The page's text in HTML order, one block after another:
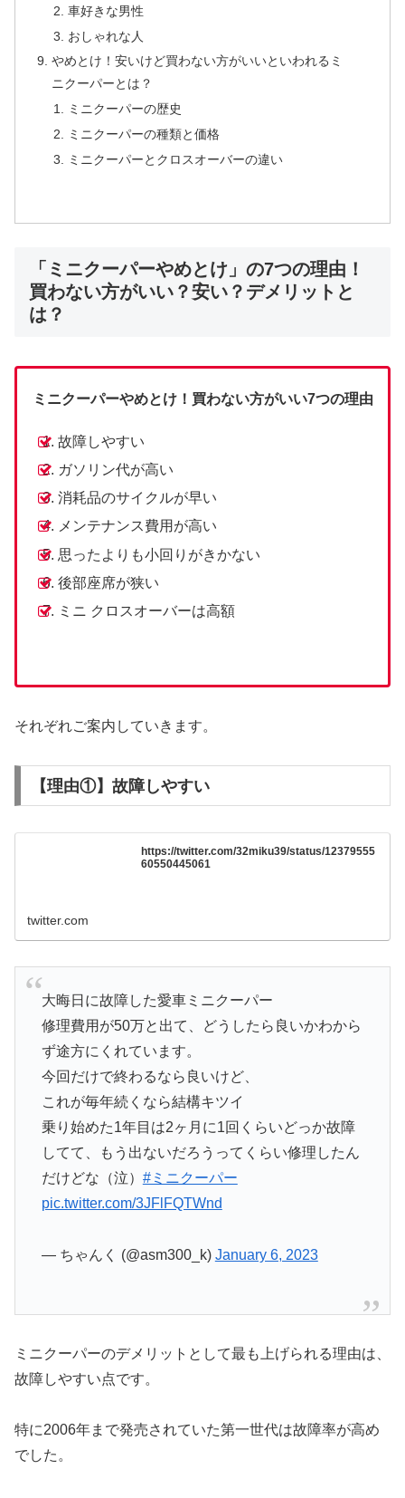
車好きな男性
おしゃれな人
やめとけ！安いけど買わない方がいいといわれるミ
ニクーパーとは？
ミニクーパーの歴史
ミニクーパーの種類と価格
ミニクーパーとクロスオーバーの違い
「ミニクーパーやめとけ」の7つの理由！
買わない方がいい？安い？デメリットと
は？
ミニクーパーやめとけ！買わない方がいい7つの理由
故障しやすい
ガソリン代が高い
消耗品のサイクルが早い
メンテナンス費用が高い
思ったよりも小回りがきかない
後部座席が狭い
ミニ クロスオーバーは高額
それぞれご案内していきます。
【理由①】故障しやすい
https://twitter.com/32miku39/status/12379555
60550445061
twitter.com
大晦日に故障した愛車ミニクーパー
修理費用が50万と出て、どうしたら良いかわから
ず途方にくれています。
今回だけで終わるなら良いけど、
これが毎年続くなら結構キツイ
乗り始めた1年目は2ヶ月に1回くらいどっか故障
してて、もう出ないだろうってくらい修理したん
だけどな（泣） #ミニクーパー
pic.twitter.com/3JFlFQTWnd
— ちゃんく (@asm300_k) January 6, 2023
ミニクーパーのデメリットとして最も上げられる理由は、
故障しやすい点です。
特に2006年まで発売されていた第一世代は故障率が高め
でした。